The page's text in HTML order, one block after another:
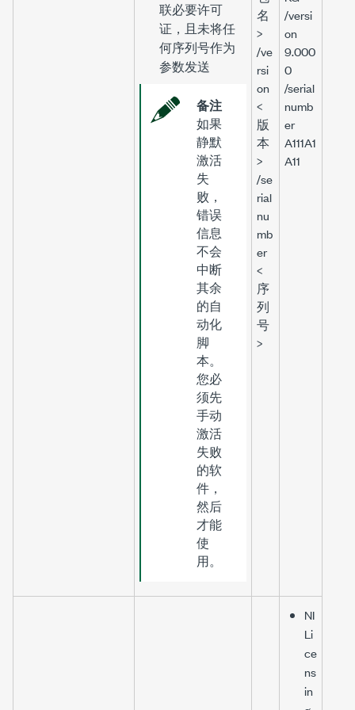
联必要许可
证，且未将任
何序列号作为
参数发送
备注
如果
静默
激活
失
败，
错误
信息
不会
中断
其余
的自
动化
脚
本。
您必
须先
手动
激活
失败
的软
件，
然后
才能
使
用。
名
>
/ve
rsi
on
<
版
本
>
/se
rial
nu
mb
er
<
序
列
号
>
/versi
on
9.000
0
/serial
numb
er
A111A1
A11
NI
Li
ce
ns
in